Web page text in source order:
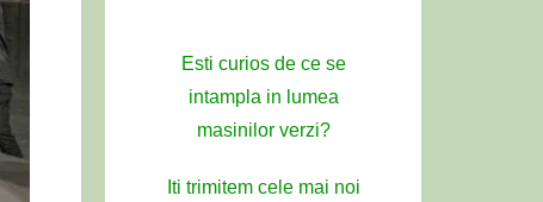
Esti curios de ce se
intampla in lumea
masinilor verzi?
Iti trimitem cele mai noi